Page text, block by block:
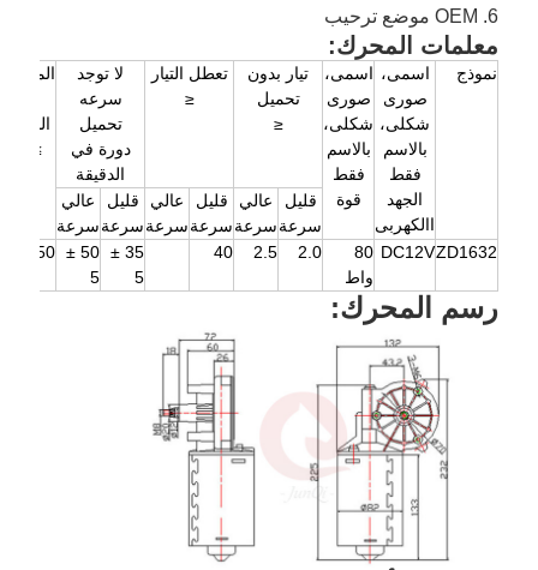
6. OEM موضع ترحيب
معلمات المحرك:
نموذج
اسمى،
صورى
شكلى،
بالاسم
فقط
الجهد
االكهربى
اسمى،
صورى
شكلى،
بالاسم
فقط
قوة
تيار بدون
تحميل
≤
تعطل التيار
≤
لا توجد
سرعه
تحميل
دورة في
الدقيقة
≥Nm
قليل
سرعة
عالي
سرعة
قليل
سرعة
عالي
سرعة
قليل
سرعة
عالي
سرعة
ZD1632
DC12V
80
واط
2.0
2.5
40
35 ±
5
50 ±
5
50
رسم المحرك: